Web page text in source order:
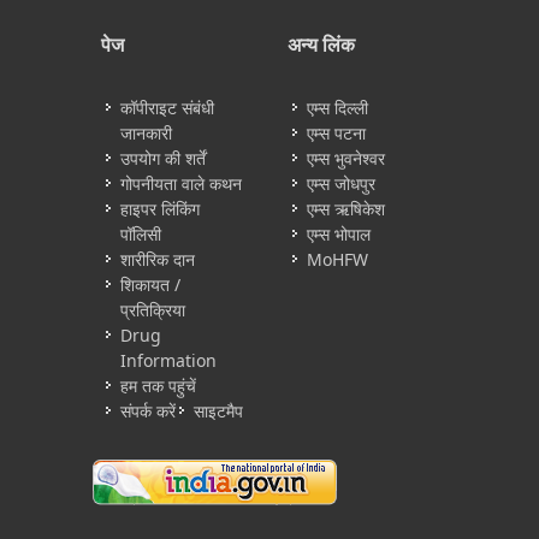
पेज
कॉपीराइट संबंधी
जानकारी
उपयोग की शर्तें
गोपनीयता वाले कथन
हाइपर लिंकिंग
पॉलिसी
शारीरिक दान
शिकायत /
प्रतिक्रिया
Drug
Information
हम तक पहुंचें
संपर्क करें
साइटमैप
अन्य लिंक
एम्स दिल्ली
एम्स पटना
एम्स भुवनेश्वर
एम्स जोधपुर
एम्स ऋषिकेश
एम्स भोपाल
MoHFW